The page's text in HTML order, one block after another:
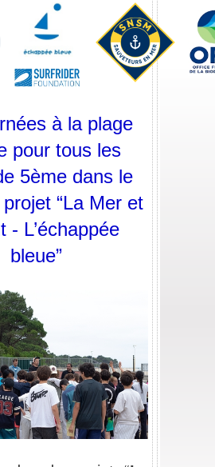
à la plage
pour tous les
5ème dans le
“La Mer et
- L’échappée
bleue”